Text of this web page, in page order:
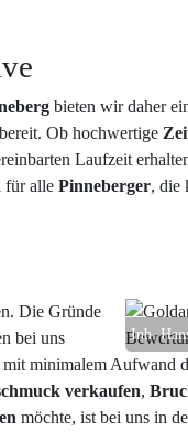
bieten wir daher
Ob hochwertige
Laufzeit
für alle Pinneberger, die
Inh.
Die Gründe
bei uns
minimalem Aufwand
verkaufen,
möchte, ist bei uns in